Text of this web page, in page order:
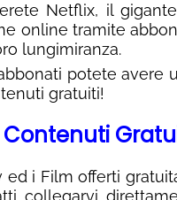
Netflix, il
online tramite
lungimiranza.
potete avere
gratuiti!
ed i Film offerti
collegarvi